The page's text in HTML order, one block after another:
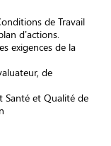
de Travail
d’actions.
exigences de la
de
Santé et Qualité de